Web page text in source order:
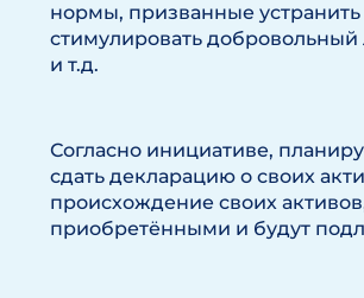
нормы, призванные
стимулировать
и т.д.
Согласно инициативе,
сдать декларацию о своих
происхождение своих
приобретёнными и будут